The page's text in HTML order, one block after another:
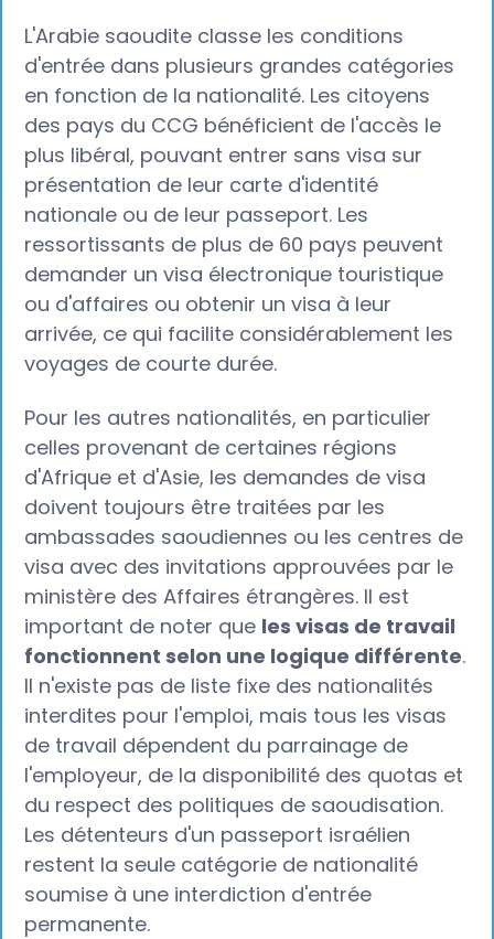
L'Arabie saoudite classe les conditions
d'entrée dans plusieurs grandes catégories
en fonction de la nationalité. Les citoyens
des pays du CCG bénéficient de l'accès le
plus libéral, pouvant entrer sans visa sur
présentation de leur carte d'identité
nationale ou de leur passeport. Les
ressortissants de plus de 60 pays peuvent
demander un visa électronique touristique
ou d'affaires ou obtenir un visa à leur
arrivée, ce qui facilite considérablement les
voyages de courte durée.
Pour les autres nationalités, en particulier
celles provenant de certaines régions
d'Afrique et d'Asie, les demandes de visa
doivent toujours être traitées par les
ambassades saoudiennes ou les centres de
visa avec des invitations approuvées par le
ministère des Affaires étrangères. Il est
important de noter que les visas de travail
fonctionnent selon une logique différente.
Il n'existe pas de liste fixe des nationalités
interdites pour l'emploi, mais tous les visas
de travail dépendent du parrainage de
l'employeur, de la disponibilité des quotas et
du respect des politiques de saoudisation.
Les détenteurs d'un passeport israélien
restent la seule catégorie de nationalité
soumise à une interdiction d'entrée
permanente.